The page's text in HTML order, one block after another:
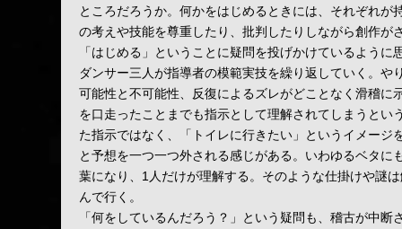
ところだろうか。何かをはじめるときには、それぞれ
の考えや技能を尊重したり、批判したりしながら創作
「はじめる」ということに疑問を投げかけているように
ダンサー三人が指導者の模範実技を繰り返していく。
可能性と不可能性、反復によるズレがどことなく滑稽
を口走ったことまでも指示として理解されてしまうと
た指示ではなく、「トイレに行きたい」というイメー
と予想を一つ一つ外される感じがある。いわゆるベタ
葉になり、1人だけが理解する。そのような仕掛けや謎
んで行く。
「何をしているんだろう？」という疑問も、稽古が中